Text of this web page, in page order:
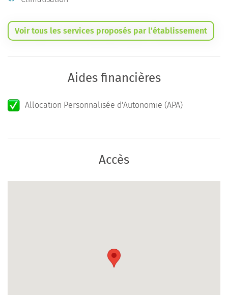
Voir tous les services proposés par l’établissement
Aides financières
Allocation Personnalisée d'Autonomie (APA)
Accès